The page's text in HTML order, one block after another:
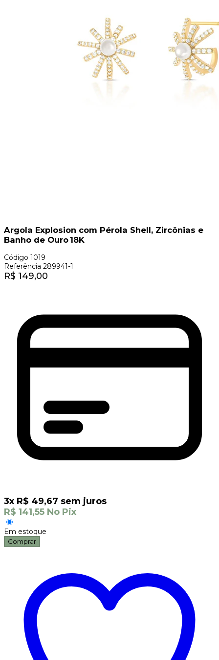
Argola Explosion com Pérola Shell, Zircônias e
Banho de Ouro 18K
Código 1019
Referência 289941-1
R$ 149,00
3x R$ 49,67 sem juros
R$ 141,55 No Pix
Em estoque
Comprar